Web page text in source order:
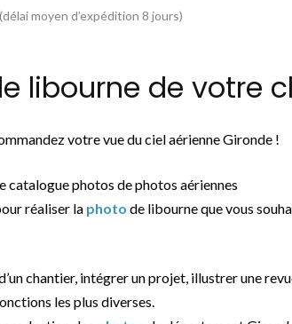
moyen d’expédition 8 jours)
libourne de votre
votre vue du ciel aérienne Gironde !
catalogue photos de photos aériennes
réaliser la photo de libourne que vous
chantier, intégrer un projet, illustrer une
les plus diverses.